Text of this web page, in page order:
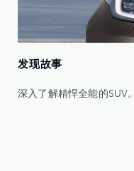
发现故事
深入了解精悍全能的SUV。